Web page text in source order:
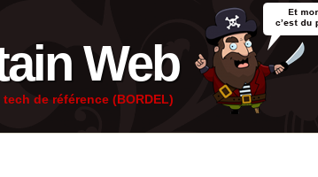
Web
de référence (BORDEL)